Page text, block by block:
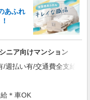
＜日払い有/週払い有/交
む)＞
あふれ
ニア向けマンション
払い有/交通費全支給(ガ
＊車OK